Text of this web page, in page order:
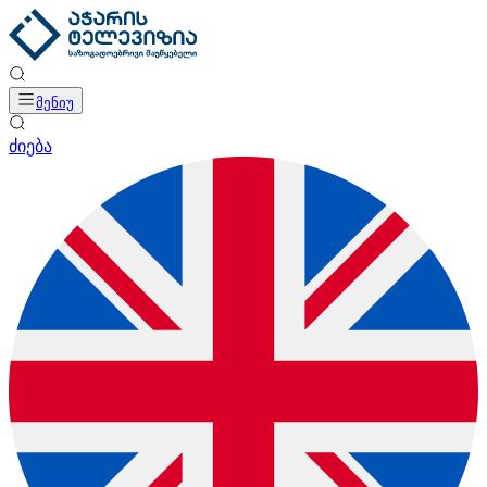
მენიუ
ძიება